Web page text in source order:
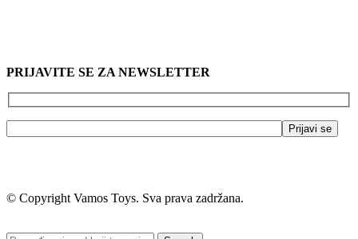
PRIJAVITE SE ZA NEWSLETTER
© Copyright Vamos Toys. Sva prava zadržana.